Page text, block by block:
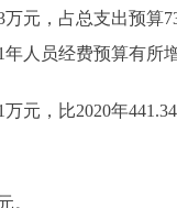
，占总支出预算
年人员经费预算有所
，比2020年
。